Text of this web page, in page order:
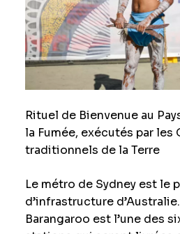
Rituel de Bienvenue au
la Fumée, exécutés par les
traditionnels de la Terre
Le métro de Sydney est le
d’infrastructure
Barangaroo est l’une des